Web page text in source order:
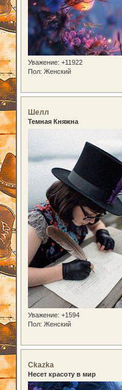
Уважение: +11922
Пол: Женский
Шелл
Темная Княжна
Уважение: +1594
Пол: Женский
Ckazka
Несет красоту в мир